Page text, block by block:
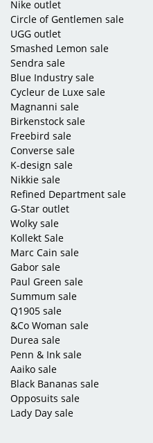
Nike outlet
Circle of Gentlemen sale
UGG outlet
Smashed Lemon sale
Sendra sale
Blue Industry sale
Cycleur de Luxe sale
Magnanni sale
Birkenstock sale
Freebird sale
Converse sale
K-design sale
Nikkie sale
Refined Department sale
G-Star outlet
Wolky sale
Kollekt Sale
Marc Cain sale
Gabor sale
Paul Green sale
Summum sale
Q1905 sale
&Co Woman sale
Durea sale
Penn & Ink sale
Aaiko sale
Black Bananas sale
Opposuits sale
Lady Day sale